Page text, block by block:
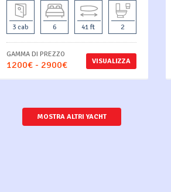
3 cab 6 41 ft 2
VISUALIZZA
GAMMA DI PREZZO
1200€ - 2900€
MOSTRA ALTRI YACHT